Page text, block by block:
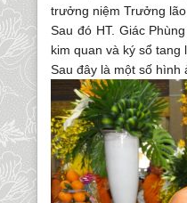
trưởng niệm Trưởng
Sau đó HT. Giác
kim quan và ký sổ tang
Sau đây là một số hình